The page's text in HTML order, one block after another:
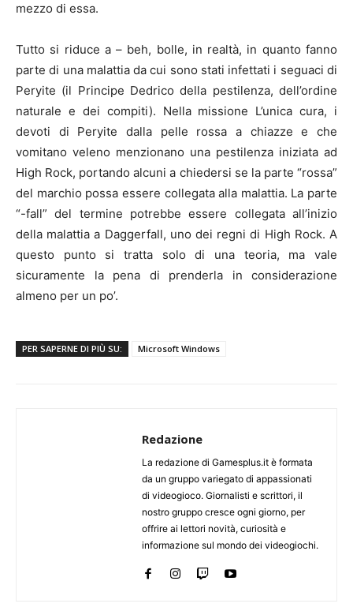
mezzo di essa.
Tutto si riduce a – beh, bolle, in realtà, in quanto fanno
parte di una malattia da cui sono stati infettati i seguaci di
Peryite (il Principe Dedrico della pestilenza, dell’ordine
naturale e dei compiti). Nella missione L’unica cura, i
devoti di Peryite dalla pelle rossa a chiazze e che
vomitano veleno menzionano una pestilenza iniziata ad
High Rock, portando alcuni a chiedersi se la parte “rossa”
del marchio possa essere collegata alla malattia. La parte
“-fall” del termine potrebbe essere collegata all’inizio
della malattia a Daggerfall, uno dei regni di High Rock. A
questo punto si tratta solo di una teoria, ma vale
sicuramente la pena di prenderla in considerazione
almeno per un po’.
PER SAPERNE DI PIÙ SU: Microsoft Windows
Redazione
La redazione di Gamesplus.it è formata
da un gruppo variegato di appassionati
di videogioco. Giornalisti e scrittori, il
nostro gruppo cresce ogni giorno, per
offrire ai lettori novità, curiosità e
informazione sul mondo dei videogiochi.